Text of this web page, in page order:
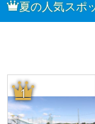
夏の人気スポ
1